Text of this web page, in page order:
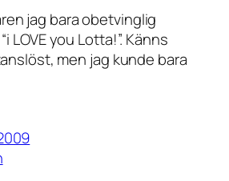
jag bara obetvinglig
LOVE you Lotta!”. Känns
men jag kunde bara